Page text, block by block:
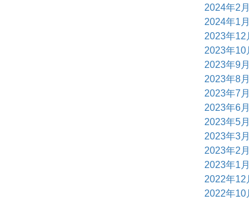
2024年2
2024年1
2023年12
2023年10
2023年9
2023年8
2023年7
2023年6
2023年5
2023年3
2023年2
2023年1
2022年12
2022年10